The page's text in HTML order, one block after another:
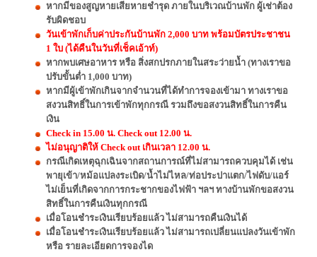
หากมีของสูญหายเสียหายชำรุด ภายในบริเวณบ้านพัก ผู้เช่าต้อง
รับผิดชอบ
วันเข้าพักเก็บค่าประกันบ้านพัก 2,000 บาท พร้อมบัตรประชาชน
1 ใบ (ได้คืนในวันที่เช็คเอ้าท์)
หากพบเศษอาหาร หรือ สิ่งสกปรกภายในสระว่ายน้ำ (ทางเราขอ
ปรับขั้นต่ำ 1,000 บาท)
หากมีผู้เข้าพักเกินจากจำนวนที่ได้ทำการจองเข้ามา ทางเราขอ
สงวนสิทธิ์ในการเข้าพักทุกกรณี รวมถึงขอสงวนสิทธิ์ในการคืน
เงิน
Check in 15.00 น. Check out 12.00 น.
ไม่อนุญาติให้ Check out เกินเวลา 12.00 น.
กรณีเกิดเหตุฉุกเฉินจากสถานการณ์ที่ไม่สามารถควบคุมได้ เช่น
พายุเข้า/หม้อแปลงระเบิด/น้ำไม่ไหล/ท่อประปาแตก/ไฟดับ/แอร์
ไม่เย็นที่เกิดจากการกระชากของไฟฟ้า ฯลฯ ทางบ้านพักขอสงวน
สิทธิ์ในการคืนเงินทุกกรณี
เมื่อโอนชำระเงินเรียบร้อยแล้ว ไม่สามารถคืนเงินได้
เมื่อโอนชำระเงินเรียบร้อยแล้ว ไม่สามารถเปลี่ยนแปลงวันเข้าพัก
หรือ รายละเอียดการจองได